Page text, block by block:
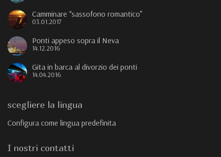
Camminare “sassofono romantico”
03.01.2017
Ponti appeso sopra il Neva
14.12.2016
Gita in barca al divorzio dei ponti
14.04.2016
scegliere la lingua
Configura come lingua predefinita
I nostri contatti